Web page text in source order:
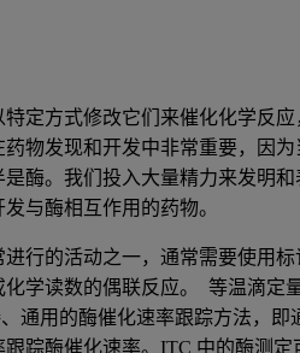
定方式修改它们来催化化学反应
物发现和开发中非常重要，因为
酶。我们投入大量精力来发明和
与酶相互作用的药物。
行的活动之一，通常需要使用标
化学读数的偶联反应。 等温滴定
通用的酶催化速率跟踪方法，即
踪酶催化速率。ITC 中的酶测定